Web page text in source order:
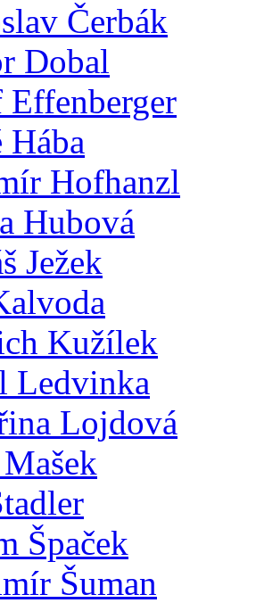
Čerbák
Dobal
Effenberger
Hába
Hofhanzl
Hubová
Ježek
Kužílek
Ledvinka
Lojdová
Špaček
Šuman